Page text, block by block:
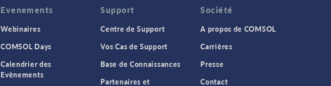
Evenements
Webinaires
COMSOL Days
Calendrier des
Evènements
Support
Centre de Support
Vos Cas de Support
Base de Connaissances
Partenaires et
Société
A propos de COMSOL
Carrières
Presse
Contact